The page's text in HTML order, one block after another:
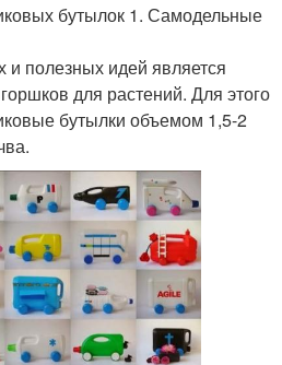
бутылок 1. Самодельные
полезных идей является
для растений. Для этого
бутылки объемом 1,5-2